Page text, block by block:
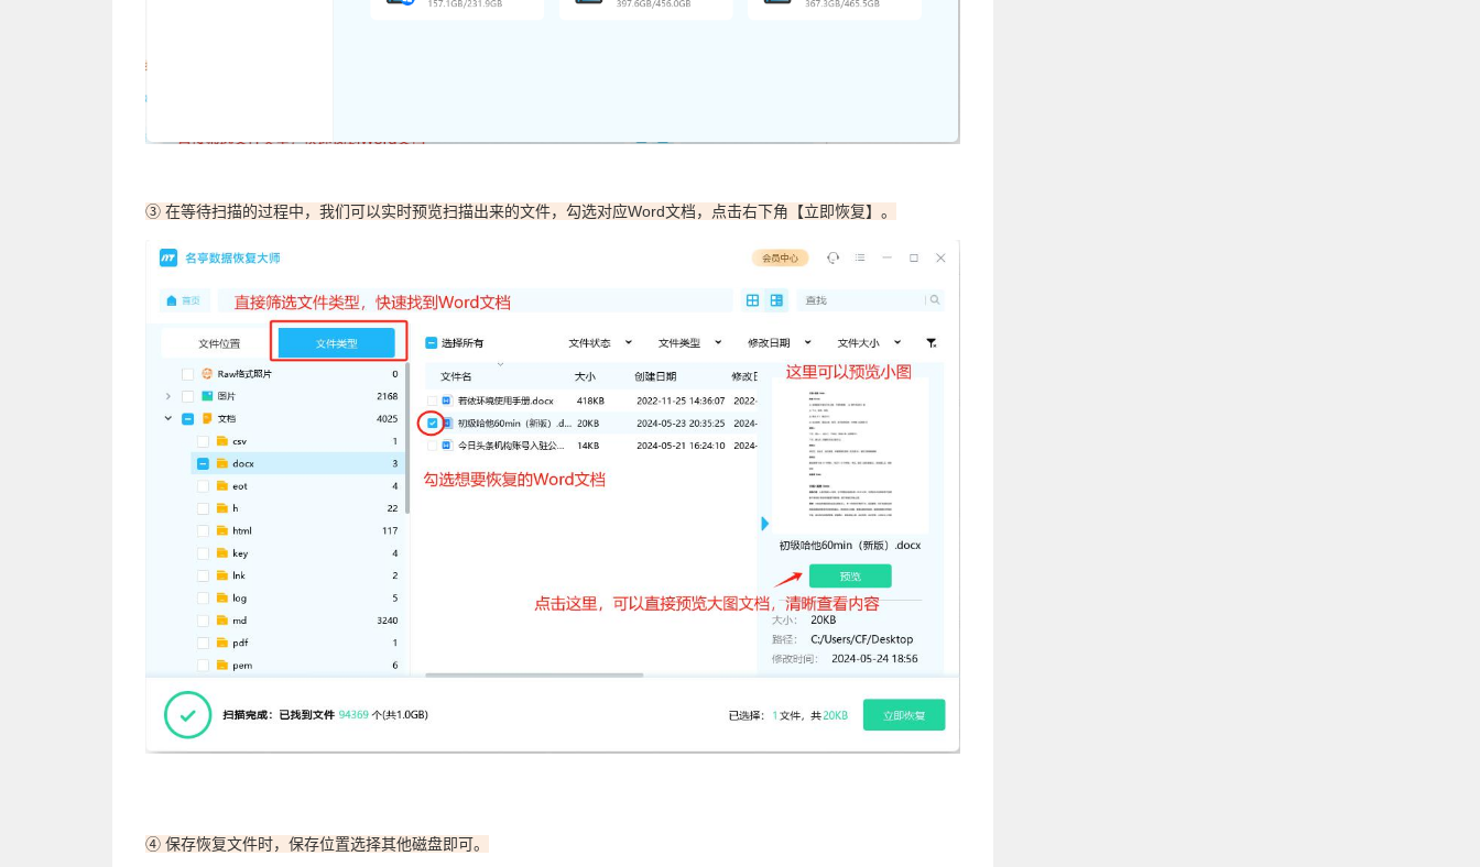
③ 在等待扫描的过程中，我们可以实时预览扫描出来的文件，勾选对应Word文档，点击右下角【立即恢复】。
④ 保存恢复文件时，保存位置选择其他磁盘即可。